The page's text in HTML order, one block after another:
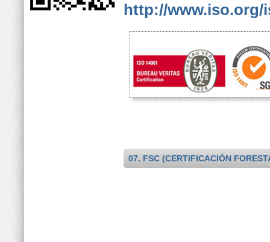
http://www.iso.org/
07. FSC (CERTIFICACIÓN